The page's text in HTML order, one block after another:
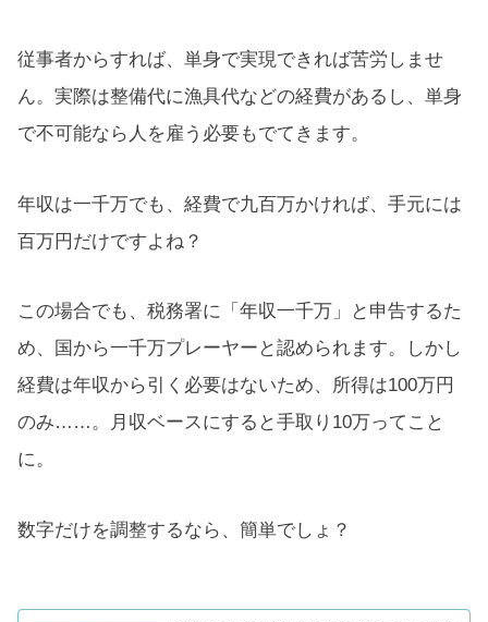
従事者からすれば、単身で実現できれば苦労しませ
ん。実際は整備代に漁具代などの経費があるし、単身
で不可能なら人を雇う必要もでてきます。
年収は一千万でも、経費で九百万かければ、手元には
百万円だけですよね？
この場合でも、税務署に「年収一千万」と申告するた
め、国から一千万プレーヤーと認められます。しかし
経費は年収から引く必要はないため、所得は100万円
のみ……。月収ベースにすると手取り10万ってこと
に。
数字だけを調整するなら、簡単でしょ？